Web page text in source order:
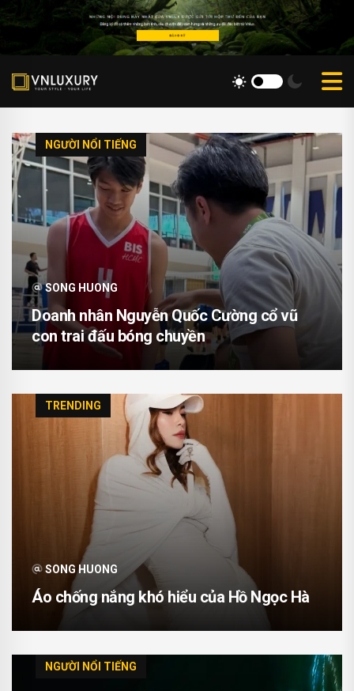
NGƯỜI NỔI TIẾNG
SONG HUONG
Doanh nhân Nguyễn Quốc Cường cổ vũ
con trai đấu bóng chuyền
TRENDING
SONG HUONG
Áo chống nắng khó hiểu của Hồ Ngọc Hà
NGƯỜI NỔI TIẾNG